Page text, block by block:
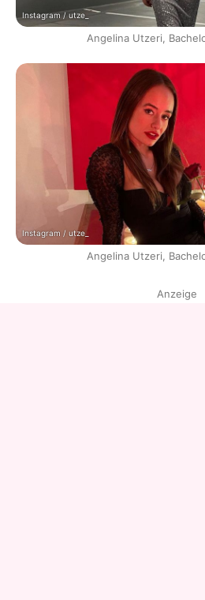
Instagram / utze_
Angelina Utzeri,
Instagram / utze_
Angelina Utzeri,
Anzeige